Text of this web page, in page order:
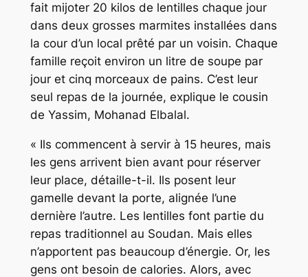
fait mijoter 20 kilos de lentilles chaque jour
dans deux grosses marmites installées dans
la cour d’un local prêté par un voisin. Chaque
famille reçoit environ un litre de soupe par
jour et cinq morceaux de pains. C’est leur
seul repas de la journée, explique le cousin
de Yassim, Mohanad Elbalal.
« Ils commencent à servir à 15 heures, mais
les gens arrivent bien avant pour réserver
leur place, détaille-t-il. Ils posent leur
gamelle devant la porte, alignée l’une
dernière l’autre. Les lentilles font partie du
repas traditionnel au Soudan. Mais elles
n’apportent pas beaucoup d’énergie. Or, les
gens ont besoin de calories. Alors, avec